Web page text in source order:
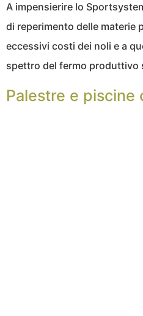
A impensierire lo
di reperimento delle materie
eccessivi costi dei noli e a
spettro del fermo produttivo
Palestre e